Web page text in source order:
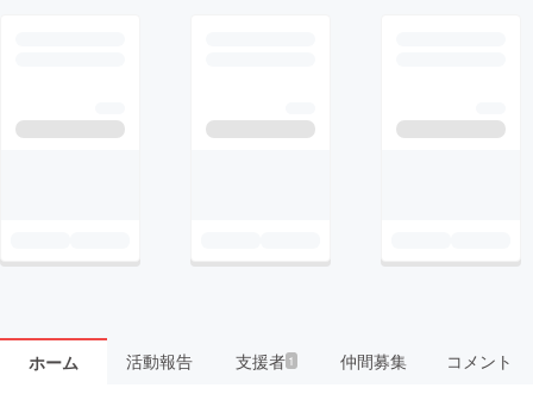
ホーム 活動報告 支援者 1 仲間募集 コメント